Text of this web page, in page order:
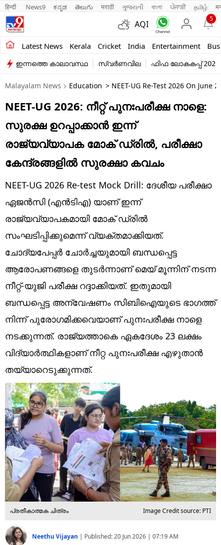
हिन्दी News9 ಕನ್ನಡ తెలుగు मराठी ગુજરાતી বাংলা ਪੰਜਾਬੀ தமிழ்
AQI
5
Latest News Kerala Cricket India Entertainment
Kerala
India
Entertainment
Business
Education
Sports
Lifestyle
world
Technology
Religion
Web Story
Photo
Short Videos
ഇന്നത്തെ കാലാവസ്ഥ സ്വർണവില ഫിഫ ലോകകപ്പ് 2026
Malayalam News Education > NEET-UG Re-Test 2026 On
NEET-UG 2026: നീറ്റ് പുനഃപരീക്ഷ നാളെ:
സുരക്ഷ ഉറപ്പാക്കാൻ ഇന്ന്
രാജ്യവ്യാപക മോക് ഡ്രിൽ, പരീക്ഷാ
കേന്ദ്രങ്ങളിൽ ‌സുരക്ഷാ കവചം
NEET-UG 2026 Re-test Mock Drill: ദേശീയ പരീക്ഷാ
ഏജൻസി (എൻടിഎ) യാണ് ഇന്ന്
രാജ്യവ്യാപകമായി മോക് ഡ്രിൽ
സംഘടിപ്പിക്കുമെന്ന് വ്യക്തമാക്കിയത്.
ചോദ്യപേപ്പർ ചോർച്ചയുമായി ബന്ധപ്പെട്ട
ആരോപണങ്ങളെ തുടർന്നാണ് മെയ് മൂന്നിന് നടന്ന
നീറ്റ്-യുജി പരീക്ഷ റദ്ദാക്കിയത്. ഇതുമായി
ബന്ധപ്പെട്ട അന്വേഷണം സിബിഐയുടെ ഭാ​ഗത്ത്
നിന്ന് പുരോ​ഗമിക്കവെയാണ് പുനഃപരീക്ഷ നാളെ
നടക്കുന്നത്. രാജ്യത്താകെ ഏകദേശം 23 ലക്ഷം
വിദ്യാർത്ഥികളാണ് നീറ്റ പുനഃപരീക്ഷ എഴുതാൻ
തയ്യാറെടുക്കുന്നത്.
പ്രതീകാത്മക ചിത്രം Image Credit source: PTI
Neethu Vijayan | Published:20 Jun 2026 | 07:19 AM